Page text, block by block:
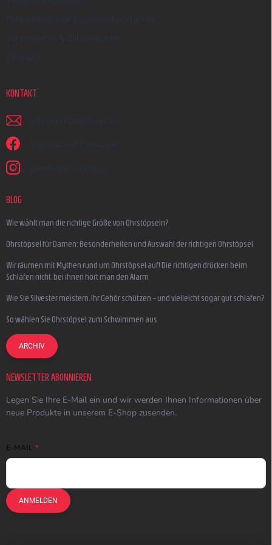
Reklamation und Beschwerdeverfahren
Versandarten & Zahlungsarten
Über uns
KONTAKT
schreiben @ earplugs.at
Wir sind auf Facebook!
earmazing_earplugs
BLOG
Wie wählt man die richtige Größe von Ohrstöpseln?
Ohrstöpsel für Damen: Besonderheiten und Auswahl der richtigen Ohrstöpsel
Wir räumen mit Mythen rund um Ohrstöpsel auf! Die richtigen drücken beim
Schlafen nicht, bei ihnen hört man den Alarm
Wie Sie Silvester meistern, Ihr Gehör schützen – und vielleicht sogar gut schlafen?
So wählen Sie Ohrstöpsel zum Schwimmen aus
ARCHIV
NEWSLETTER ABONNIEREN
Legen Sie Ihre E-Mail ein und wir werden Ihnen Informationen über
neue Produkte in unserem E-Shop zusenden.
E-MAIL
ANMELDEN